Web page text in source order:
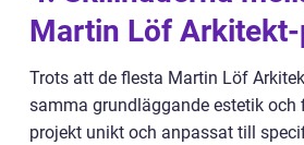
Martin Löf
Trots att de flesta Martin Löf
samma grundläggande estetik och
projekt unikt och anpassat till